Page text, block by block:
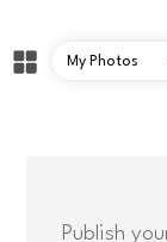
Publish